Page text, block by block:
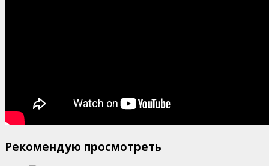
Рекомендую просмотреть